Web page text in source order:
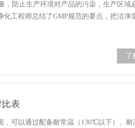
，防止生产环境对产品的污染，生产区域
工程师总结了GMP规范的要点，把洁净
了
表
，可以通过配备耐常温（130℃以下）、耐